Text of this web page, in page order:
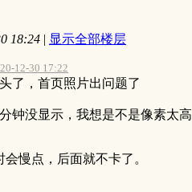
18:24 | 显示全部楼层
12-30 17:22
了，首页照片出问题了
钟没显示，我想是不是像素太
慢点，后面就不卡了。